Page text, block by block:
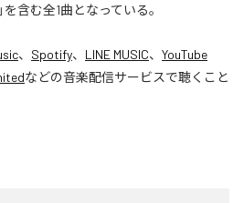
含む全1曲となっている。
、 Spotify、 LINE MUSIC、 YouTube
などの音楽配信サービスで聴くこと